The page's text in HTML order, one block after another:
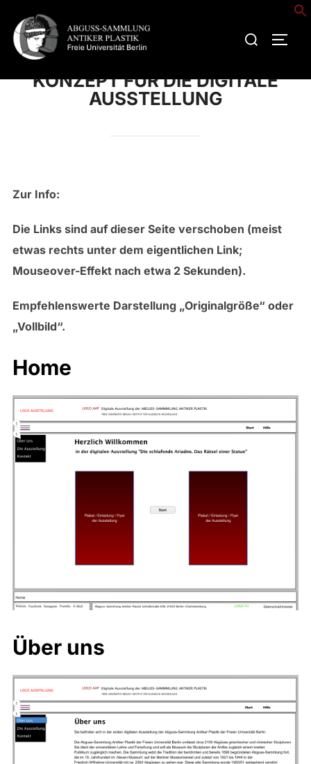
Inhalt
springen
Suchen
KONZEPT FÜR DIE DIGITALE
AUSSTELLUNG
Zur Info:
Die Links sind auf dieser Seite verschoben (meist
etwas rechts unter dem eigentlichen Link;
Mouseover-Effekt nach etwa 2 Sekunden).
Empfehlenswerte Darstellung „Originalgröße“ oder
„Vollbild“.
Home
Über uns